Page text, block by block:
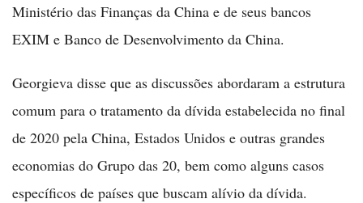
Ministério das Finanças da China e de seus bancos
EXIM e Banco de Desenvolvimento da China.
Georgieva disse que as discussões abordaram a estrutura
comum para o tratamento da dívida estabelecida no final
de 2020 pela China, Estados Unidos e outras grandes
economias do Grupo das 20, bem como alguns casos
específicos de países que buscam alívio da dívida.